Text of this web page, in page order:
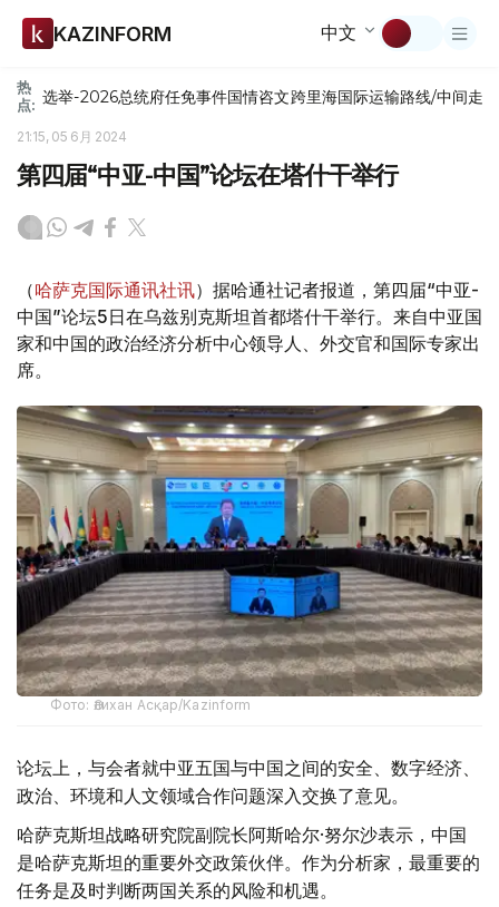
KAZINFORM 中文
热
点: 选举-2026总统府任免事件国情咨文跨里海国际运输路线/中间走廊
21:15, 05 6月 2024
第四届“中亚-中国”论坛在塔什干举行
（哈萨克国际通讯社讯）据哈通社记者报道，第四届“中亚-
中国”论坛5日在乌兹别克斯坦首都塔什干举行。来自中亚国
家和中国的政治经济分析中心领导人、外交官和国际专家出
席。
Фото: Әлихан Асқар/Kazinform
论坛上，与会者就中亚五国与中国之间的安全、数字经济、
政治、环境和人文领域合作问题深入交换了意见。
哈萨克斯坦战略研究院副院长阿斯哈尔·努尔沙表示，中国
是哈萨克斯坦的重要外交政策伙伴。作为分析家，最重要的
任务是及时判断两国关系的风险和机遇。